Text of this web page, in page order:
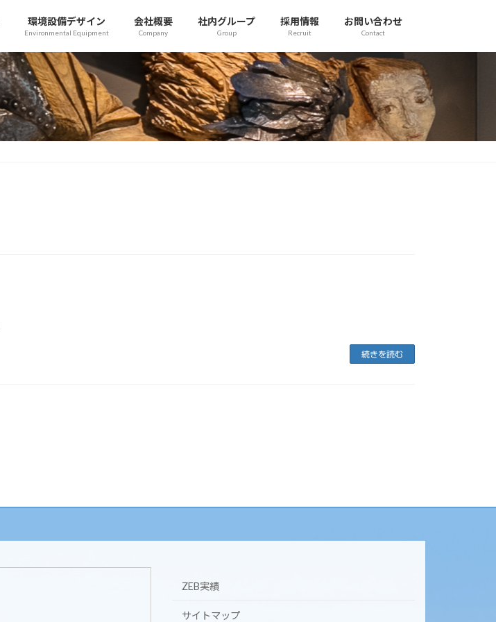
環境設備デザイン
Environmental Equipment
会社概要
Company
社内グループ
Group
採用情報
Recruit
お問い合わせ
Contact
続きを読む
ZEB実績
サイトマップ